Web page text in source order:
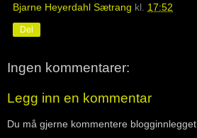
Bjarne Heyerdahl Sætrang kl. 17:52
Del
Ingen kommentarer:
Legg inn en kommentar
Du må gjerne kommentere blogginnlegget.